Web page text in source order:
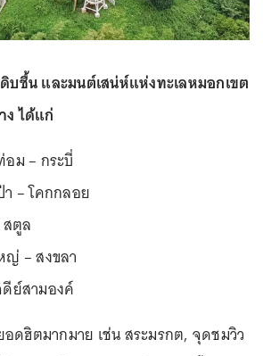
บชื้น และมนต์เสน่ห์แห่งทะเลหมอกเขต
ง ได้แก่
ม – กระบี่
– โคกกลอย
สตูล
ญ่ – สงขลา
ดีย์สามองค์
ดฮิตมากมาย เช่น สระมรกต, จุดชมวิว